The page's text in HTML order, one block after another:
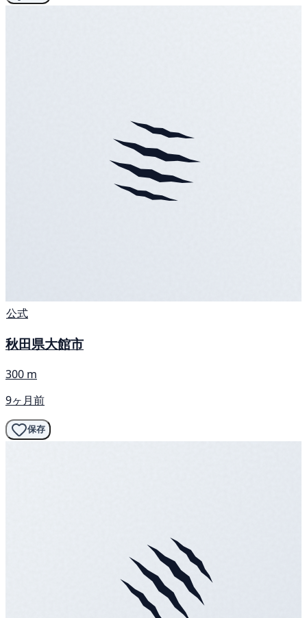
公式
秋田県大館市
300 m
9ヶ月前
保存